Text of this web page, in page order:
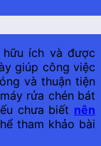
ích và được
giúp công việc
và thuận tiện
rửa chén bát
chưa biết nên
tham khảo bài